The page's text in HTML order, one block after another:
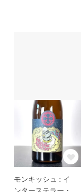
モンキッシュ : イ